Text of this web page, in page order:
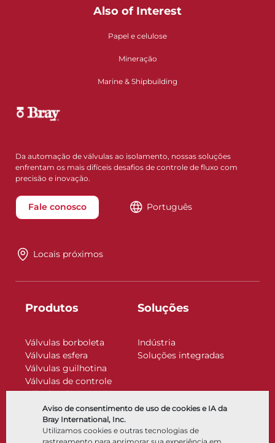
Aviso de consentimento de uso de cookies e IA da
Bray International, Inc.
Utilizamos cookies e outras tecnologias de
Also of Interest
Papel e celulose
Mineração
Marine & Shipbuilding
Da automação de válvulas ao isolamento, nossas soluções
enfrentam os mais difíceis desafios de controle de fluxo com
precisão e inovação.
Fale conosco Português
Locais próximos
Produtos
Válvulas borboleta
Válvulas esfera
Válvulas guilhotina
Válvulas de controle
Válvulas de retenção
Atuadores
Acessórios de controle
Criogênico
Soluções
Indústria
Soluções integradas